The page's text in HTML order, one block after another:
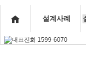
설계사례